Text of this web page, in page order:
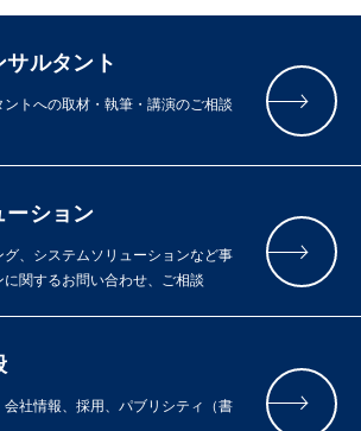
ルタント
トへの取材・執筆・講演のご相談
ーション
、システムソリューションなど事
関するお問い合わせ、ご相談
会社情報、採用、パブリシティ（書